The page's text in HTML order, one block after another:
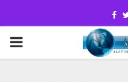
PRIMARY